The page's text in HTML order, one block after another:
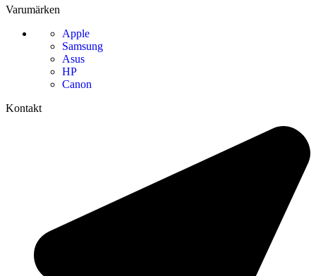
Varumärken
Apple
Samsung
Asus
HP
Canon
Kontakt